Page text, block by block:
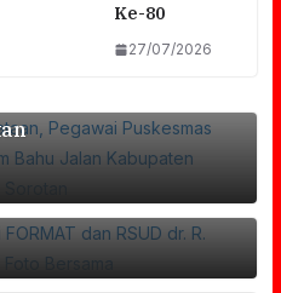
Ke-80
27/07/2026
Pegawai
Dipersoalkan; Klaim
FORMAT Dan
Berakhir Dengan
SOP, Di Rumah
Dengan RSUD
Soedarsono,